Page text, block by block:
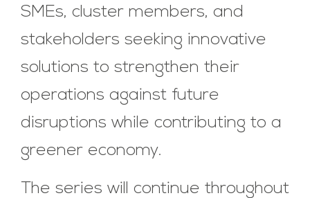
SMEs, cluster members, and
stakeholders seeking innovative
solutions to strengthen their
operations against future
disruptions while contributing to a
greener economy.
The series will continue throughout